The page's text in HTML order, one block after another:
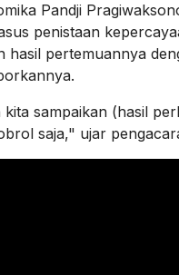
Pandji
penistaan
hasil pertemuannya
sampaikan (hasil
saja," ujar